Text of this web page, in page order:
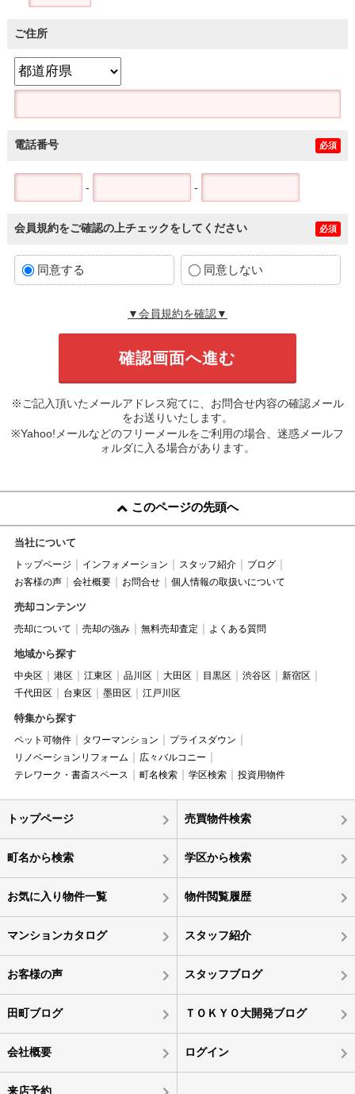
ご住所
電話番号 必須
- -
会員規約をご確認の上チェックをしてください 必須
同意する 同意しない
▼会員規約を確認▼
※ご記入頂いたメールアドレス宛てに、お問合せ内容の確認メール
をお送りいたします。
※Yahoo!メールなどのフリーメールをご利用の場合、迷惑メールフ
ォルダに入る場合があります。
このページの先頭へ
当社について
トップページ インフォメーション スタッフ紹介
ブログ
お客様の声
会社概要 お問合せ 個人情報の取扱いについて
売却コンテンツ
売却について 売却の強み 無料売却査定 よくある質問
地域から探す
中央区 港区 江東区 品川区 大田区 目黒区 渋谷区
新宿区
千代田区
台東区 墨田区 江戸川区
特集から探す
ペット可物件 タワーマンション
プライスダウン
リノベーションリフォーム
広々バルコニー
テレワーク・書斎スペース
町名検索 学区検索 投資用物件
トップページ 売買物件検索
町名から検索 学区から検索
お気に入り物件一覧 物件閲覧履歴
マンションカタログ スタッフ紹介
お客様の声 スタッフブログ
田町ブログ ＴＯＫＹＯ大開発ブログ
会社概要 ログイン
来店予約